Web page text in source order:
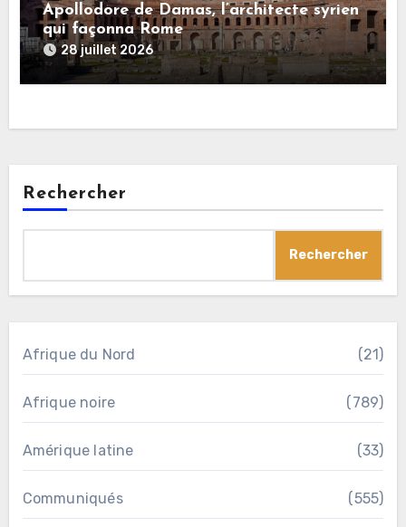
Apollodore de Damas, l’architecte syrien
qui façonna Rome
28 juillet 2026
Rechercher
Rechercher
Afrique du Nord (21)
Afrique noire (789)
Amérique latine (33)
Communiqués (555)